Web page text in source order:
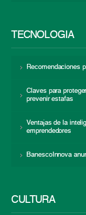
TECNOLOGÍA
Recomendaciones
Claves para
prevenir estafas
Ventajas de la
emprendedores
BanescoInnova
CULTURA